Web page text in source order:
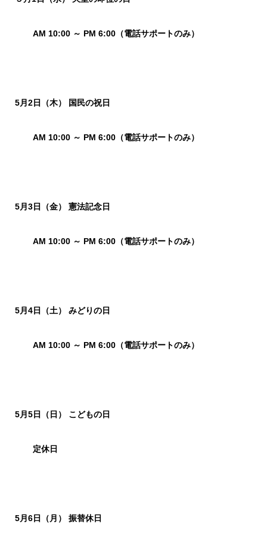
AM 10:00 ～ PM 6:00（電話サポートのみ）
5月2日（木） 国民の祝日
AM 10:00 ～ PM 6:00（電話サポートのみ）
5月3日（金） 憲法記念日
AM 10:00 ～ PM 6:00（電話サポートのみ）
5月4日（土） みどりの日
AM 10:00 ～ PM 6:00（電話サポートのみ）
5月5日（日） こどもの日
定休日
5月6日（月） 振替休日